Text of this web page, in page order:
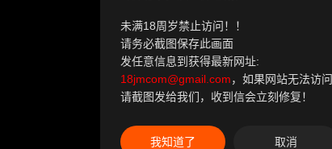
未满18周岁禁止访问！！
请务必截图保存此画面
发任意信息到获得最新网址:
18jmcom@gmail.com，如果网站无法访问
请截图发给我们，收到信会立刻修复！
我知道了 取消